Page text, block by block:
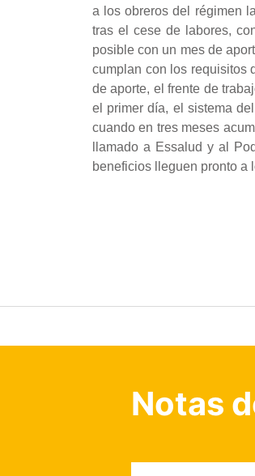
a los obreros del régimen
tras el cese de labores,
posible con un mes de
cumplan con los requisitos
de aporte, el frente de
el primer día, el sistema
cuando en tres meses
llamado a Essalud y al
beneficios lleguen pronto a
Notas